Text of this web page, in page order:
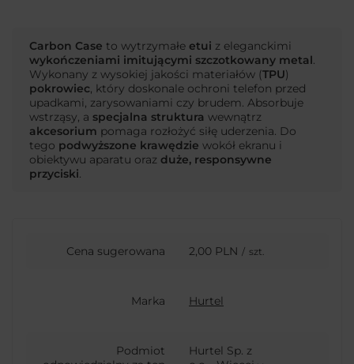
Carbon Case to wytrzymałe etui z eleganckimi
wykończeniami imitującymi szczotkowany metal.
Wykonany z wysokiej jakości materiałów (TPU)
pokrowiec, który doskonale ochroni telefon przed
upadkami, zarysowaniami czy brudem. Absorbuje
wstrząsy, a specjalna struktura wewnątrz
akcesorium pomaga rozłożyć siłę uderzenia. Do
tego podwyższone krawędzie wokół ekranu i
obiektywu aparatu oraz duże, responsywne
przyciski.
Cena sugerowana 2,00 PLN / szt.
Marka Hurtel
Podmiot
Hurtel Sp. z